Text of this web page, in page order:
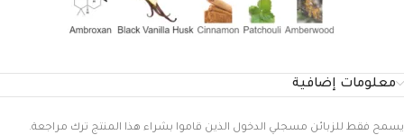
معلومات إضافية
يسمح فقط للزبائن مسجلي الدخول الذين قاموا بشراء هذا المنتج ترك مراجعة.